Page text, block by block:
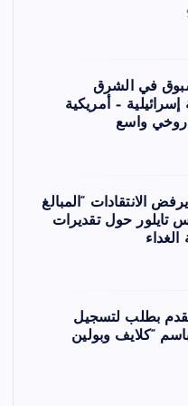
في الشرق
– أمريكية
واسع
الانتقادات “المبالغ
تايلور حول تقديرات
بطلب لتسجيل
“كلايف وبولين